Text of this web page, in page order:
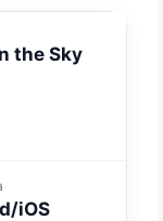
the Sky
iOS